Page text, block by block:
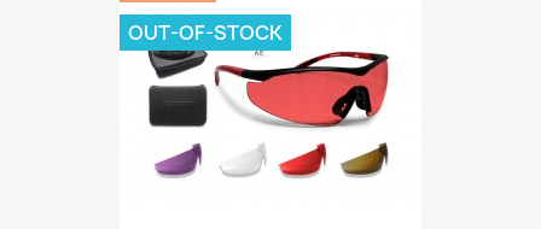
OUT-OF-STOCK